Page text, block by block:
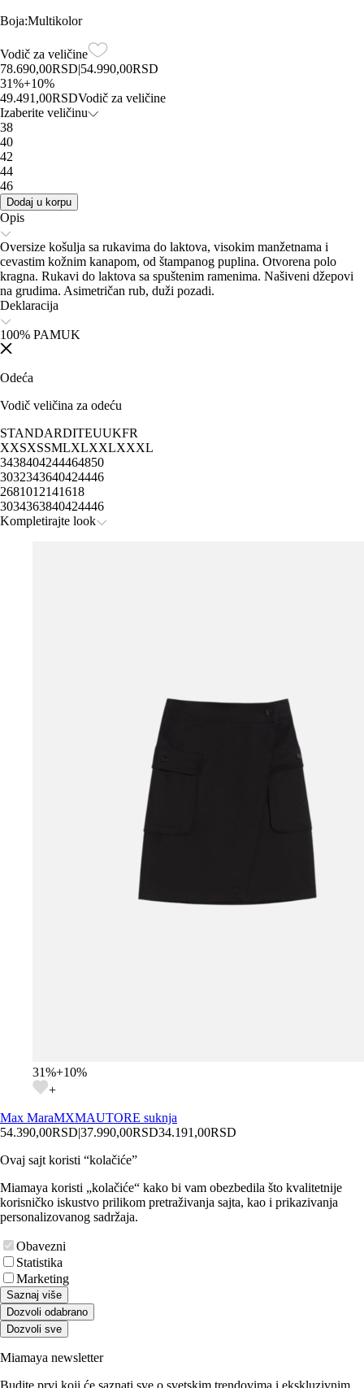
Boja:Multikolor
Vodič za veličine
78.690,00RSD|54.990,00RSD
31%+10%
49.491,00RSDVodič za veličine
Izaberite veličinu
38
40
42
44
46
Dodaj u korpu
Opis
Oversize košulja sa rukavima do laktova, visokim manžetnama i
cevastim kožnim kanapom, od štampanog puplina. Otvorena polo
kragna. Rukavi do laktova sa spuštenim ramenima. Našiveni džepovi
na grudima. Asimetričan rub, duži pozadi.
Deklaracija
100% PAMUK
Odeća
Vodič veličina za odeću
STANDARDITEUUKFR
XXSXSSMLXLXXLXXXL
3438404244464850
3032343640424446
2681012141618
3034363840424446
Kompletirajte look
31%+10%
+
Max MaraMXMAUTORE suknja
54.390,00RSD|37.990,00RSD34.191,00RSD
Ovaj sajt koristi “kolačiće”
Miamaya koristi „kolačiće“ kako bi vam obezbedila što kvalitetnije
korisničko iskustvo prilikom pretraživanja sajta, kao i prikazivanja
personalizovanog sadržaja.
Obavezni
Statistika
Marketing
Saznaj više
Dozvoli odabrano
Dozvoli sve
Miamaya newsletter
Budite prvi koji će saznati sve o svetskim trendovima i ekskluzivnim